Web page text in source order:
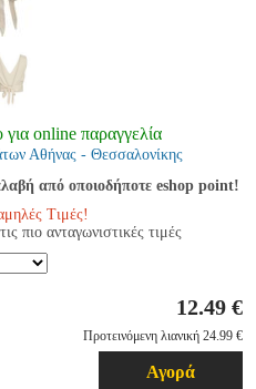
online παραγγελία
Αθήνας - Θεσσαλονίκης
από οποιοδήποτε eshop point!
Τιμές!
πιο ανταγωνιστικές τιμές
12.49 €
Προτεινόμενη λιανική 24.99 €
Αγορά